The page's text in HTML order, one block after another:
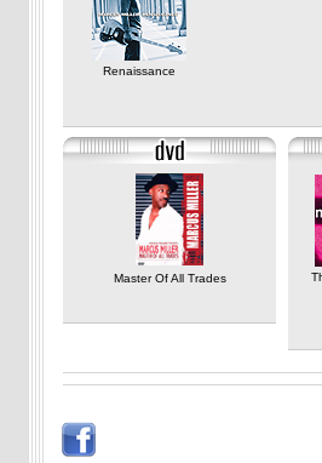
Renaissance
Master Of All Trades